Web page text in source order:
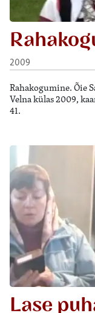
2009
Rahakogumine. Õie
Velna külas 2009,
41.
Lase